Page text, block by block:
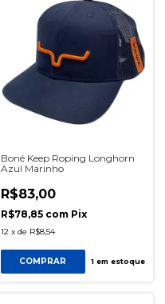
Boné Keep Roping Longhorn
Azul Marinho
R$83,00
R$78,85 com Pix
12 x de R$8,54
COMPRAR 1 em estoque